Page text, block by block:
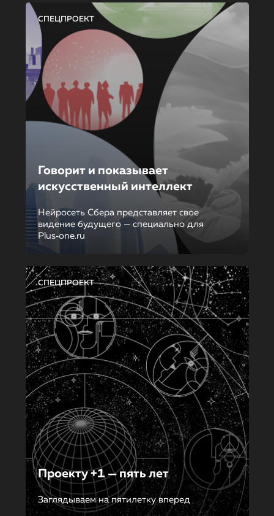
СПЕЦПРОЕКТ
Говорит и показывает
искусственный интеллект
Нейросеть Сбера представляет свое
видение будущего — специально для
Plus‑one.ru
СПЕЦПРОЕКТ
Проекту +1 — пять лет
Заглядываем на пятилетку вперед